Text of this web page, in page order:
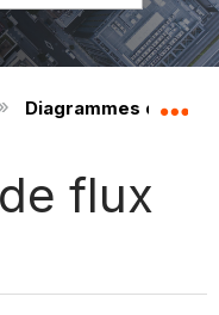
la hiérarchie
Diagrammes de flux
flux